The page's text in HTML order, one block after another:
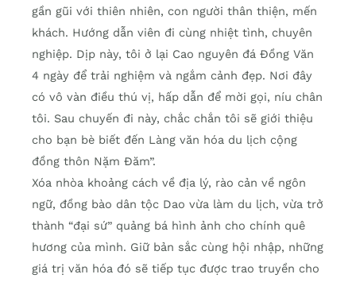
gần gũi với thiên nhiên, con người thân thiện, mến
khách. Hướng dẫn viên đi cùng nhiệt tình, chuyên
nghiệp. Dịp này, tôi ở lại Cao nguyên đá Đồng Văn
4 ngày để trải nghiệm và ngắm cảnh đẹp. Nơi đây
có vô vàn điều thú vị, hấp dẫn để mời gọi, níu chân
tôi. Sau chuyến đi này, chắc chắn tôi sẽ giới thiệu
cho bạn bè biết đến Làng văn hóa du lịch cộng
đồng thôn Nặm Đăm”.
Xóa nhòa khoảng cách về địa lý, rào cản về ngôn
ngữ, đồng bào dân tộc Dao vừa làm du lịch, vừa trở
thành “đại sứ” quảng bá hình ảnh cho chính quê
hương của mình. Giữ bản sắc cùng hội nhập, những
giá trị văn hóa đó sẽ tiếp tục được trao truyền cho